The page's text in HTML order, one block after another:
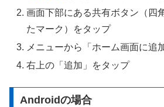
画面下部にある共有ボタン（四
たマーク）をタップ
メニューから「ホーム画面に追
右上の「追加」をタップ
Androidの場合